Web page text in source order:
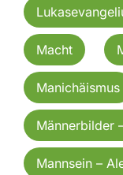
Macht
Manichäismus
Männerbilder
Mannsein –